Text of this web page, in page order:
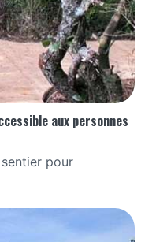
aux personnes
pour